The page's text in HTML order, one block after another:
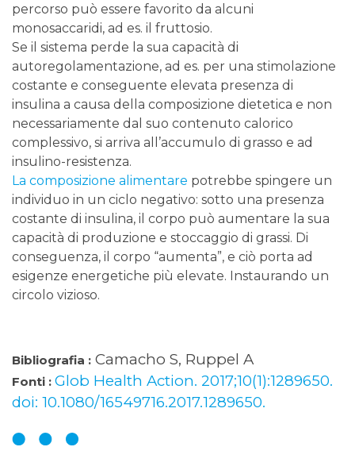
percorso può essere favorito da alcuni
monosaccaridi, ad es. il fruttosio.
Se il sistema perde la sua capacità di
autoregolamentazione, ad es. per una stimolazione
costante e conseguente elevata presenza di
insulina a causa della composizione dietetica e non
necessariamente dal suo contenuto calorico
complessivo, si arriva all’accumulo di grasso e ad
insulino-resistenza.
La composizione alimentare potrebbe spingere un
individuo in un ciclo negativo: sotto una presenza
costante di insulina, il corpo può aumentare la sua
capacità di produzione e stoccaggio di grassi. Di
conseguenza, il corpo “aumenta”, e ciò porta ad
esigenze energetiche più elevate. Instaurando un
circolo vizioso.
Bibliografia : Camacho S, Ruppel A
Fonti : Glob Health Action. 2017;10(1):1289650.
doi: 10.1080/16549716.2017.1289650.